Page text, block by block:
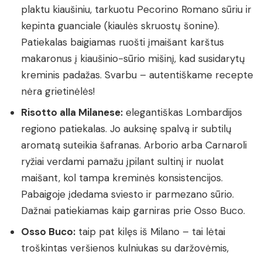
plaktu kiaušiniu, tarkuotu Pecorino Romano sūriu ir
kepinta guanciale (kiaulės skruostų šonine).
Patiekalas baigiamas ruošti įmaišant karštus
makaronus į kiaušinio-sūrio mišinį, kad susidarytų
kreminis padažas. Svarbu – autentiškame recepte
nėra grietinėlės!
Risotto alla Milanese: elegantiškas Lombardijos
regiono patiekalas. Jo auksinę spalvą ir subtilų
aromatą suteikia šafranas. Arborio arba Carnaroli
ryžiai verdami pamažu įpilant sultinį ir nuolat
maišant, kol tampa kreminės konsistencijos.
Pabaigoje įdedama sviesto ir parmezano sūrio.
Dažnai patiekiamas kaip garniras prie Osso Buco.
Osso Buco: taip pat kilęs iš Milano – tai lėtai
troškintas veršienos kulniukas su daržovėmis,